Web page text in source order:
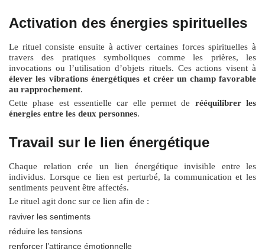
Activation des énergies spirituelles
Le rituel consiste ensuite à activer certaines forces spirituelles à
travers des pratiques symboliques comme les prières, les
invocations ou l’utilisation d’objets rituels. Ces actions visent à
élever les vibrations énergétiques et créer un champ favorable
au rapprochement.
Cette phase est essentielle car elle permet de rééquilibrer les
énergies entre les deux personnes.
Travail sur le lien énergétique
Chaque relation crée un lien énergétique invisible entre les
individus. Lorsque ce lien est perturbé, la communication et les
sentiments peuvent être affectés.
Le rituel agit donc sur ce lien afin de :
raviver les sentiments
réduire les tensions
renforcer l’attirance émotionnelle